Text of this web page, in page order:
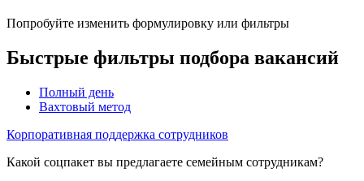
Попробуйте изменить формулировку или фильтры
Быстрые фильтры подбора вакансий
Полный день
Вахтовый метод
Корпоративная поддержка сотрудников
Какой соцпакет вы предлагаете семейным сотрудникам?